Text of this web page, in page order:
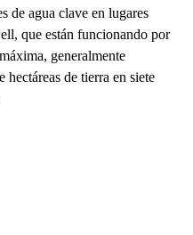
de agua clave en lugares
que están funcionando por
generalmente
de tierra en siete